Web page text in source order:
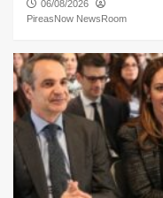
06/08/2026
PireasNow NewsRoom